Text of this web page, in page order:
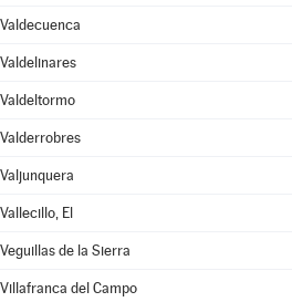
Valdecuenca
Valdelinares
Valdeltormo
Valderrobres
Valjunquera
Vallecillo, El
Veguillas de la Sierra
Villafranca del Campo